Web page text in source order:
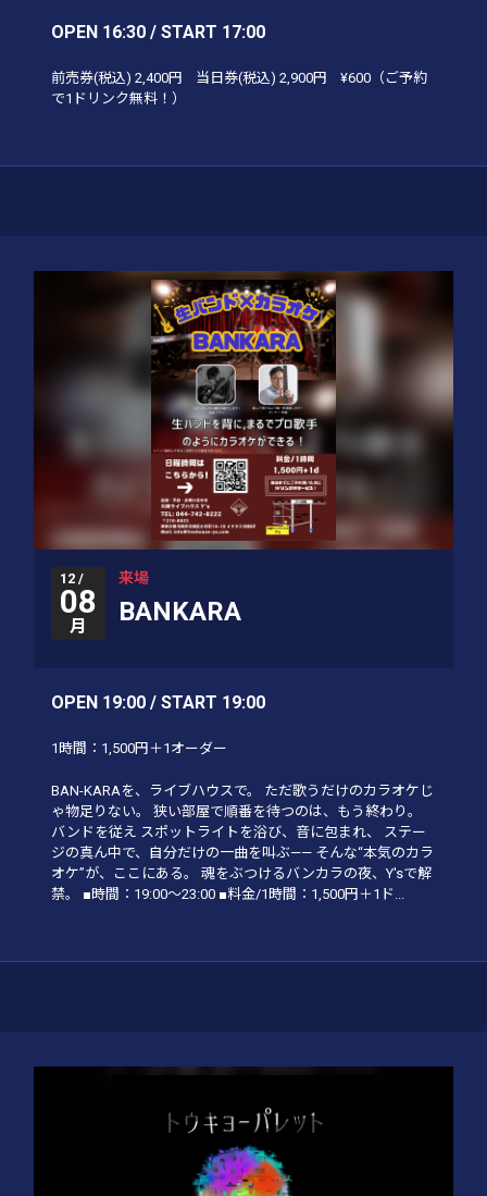
OPEN 16:30 / START 17:00
前売券(税込) 2,400円 当日券(税込) 2,900円
¥600（ご予約
で1ドリンク無料！）
12 /
08
月
来場
BANKARA
OPEN 19:00 / START 19:00
1時間：1,500円＋1オーダー
BAN-KARAを、ライブハウスで。 ただ歌うだけのカラオケじ
ゃ物足りない。 狭い部屋で順番を待つのは、もう終わり。
バンドを従え スポットライトを浴び、音に包まれ、 ステー
ジの真ん中で、自分だけの一曲を叫ぶ—— そんな“本気のカラ
オケ”が、ここにある。 魂をぶつけるバンカラの夜、Y'sで解
禁。 ■時間：19:00〜23:00 ■料金/1時間：1,500円＋1ド...